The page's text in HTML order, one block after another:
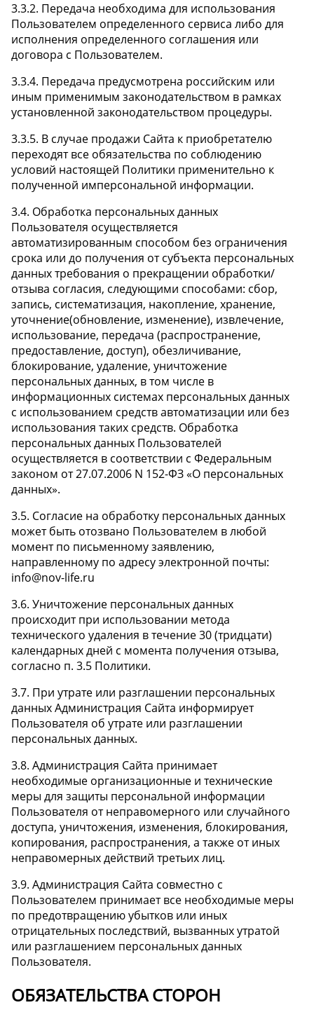
3.3.2. Передача необходима для использования
Пользователем определенного сервиса либо для
исполнения определенного соглашения или
договора с Пользователем.
3.3.4. Передача предусмотрена российским или
иным применимым законодательством в рамках
установленной законодательством процедуры.
3.3.5. В случае продажи Сайта к приобретателю
переходят все обязательства по соблюдению
условий настоящей Политики применительно к
полученной имперсональной информации.
3.4. Обработка персональных данных
Пользователя осуществляется
автоматизированным способом без ограничения
срока или до получения от субъекта персональных
данных требования о прекращении обработки/
отзыва согласия, следующими способами: сбор,
запись, систематизация, накопление, хранение,
уточнение(обновление, изменение), извлечение,
использование, передача (распространение,
предоставление, доступ), обезличивание,
блокирование, удаление, уничтожение
персональных данных, в том числе в
информационных системах персональных данных
с использованием средств автоматизации или без
использования таких средств. Обработка
персональных данных Пользователей
осуществляется в соответствии с Федеральным
законом от 27.07.2006 N 152-ФЗ «О персональных
данных».
3.5. Согласие на обработку персональных данных
может быть отозвано Пользователем в любой
момент по письменному заявлению,
направленному по адресу электронной почты:
info@nov-life.ru
3.6. Уничтожение персональных данных
происходит при использовании метода
технического удаления в течение 30 (тридцати)
календарных дней с момента получения отзыва,
согласно п. 3.5 Политики.
3.7. При утрате или разглашении персональных
данных Администрация Сайта информирует
Пользователя об утрате или разглашении
персональных данных.
3.8. Администрация Сайта принимает
необходимые организационные и технические
меры для защиты персональной информации
Пользователя от неправомерного или случайного
доступа, уничтожения, изменения, блокирования,
копирования, распространения, а также от иных
неправомерных действий третьих лиц.
3.9. Администрация Сайта совместно с
Пользователем принимает все необходимые меры
по предотвращению убытков или иных
отрицательных последствий, вызванных утратой
или разглашением персональных данных
Пользователя.
ОБЯЗАТЕЛЬСТВА СТОРОН